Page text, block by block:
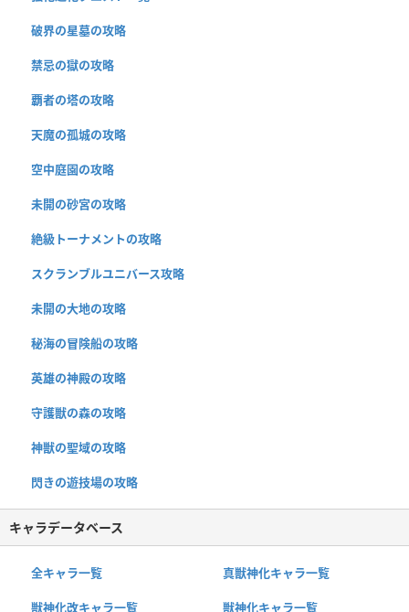
破界の星墓の攻略
禁忌の獄の攻略
覇者の塔の攻略
天魔の孤城の攻略
空中庭園の攻略
未開の砂宮の攻略
絶級トーナメントの攻略
スクランブルユニバース攻略
未開の大地の攻略
秘海の冒険船の攻略
英雄の神殿の攻略
守護獣の森の攻略
神獣の聖域の攻略
閃きの遊技場の攻略
キャラデータベース
全キャラ一覧 真獣神化キャラ一覧
獣神化改キャラ一覧 獣神化キャラ一覧